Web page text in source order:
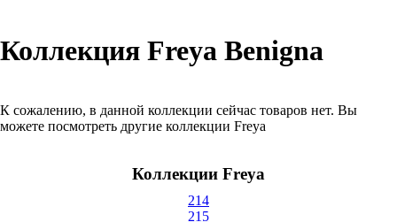
Коллекция Freya Benigna
К сожалению, в данной коллекции сейчас товаров нет. Вы
можете посмотреть другие коллекции Freya
Коллекции Freya
214
215